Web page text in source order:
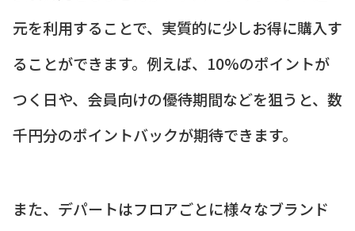
元を利用することで、実質的に少しお得に購入す
ることができます。例えば、10%のポイントが
つく日や、会員向けの優待期間などを狙うと、数
千円分のポイントバックが期待できます。
また、デパートはフロアごとに様々なブランド